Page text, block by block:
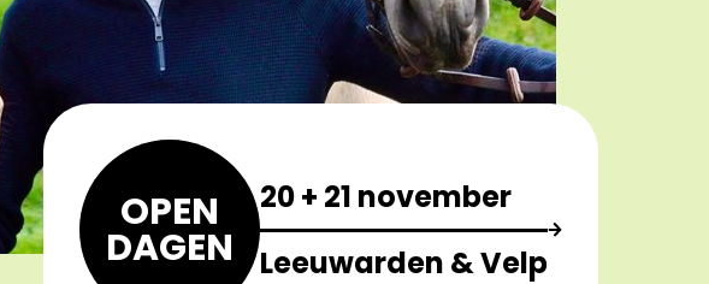
OPEN
DAGEN
20 + 21 november
Leeuwarden & Velp